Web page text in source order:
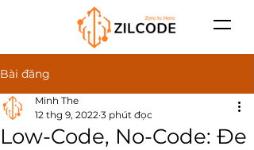
Bài đăng
Low-Code, No-Code: Đe
Minh The
12 thg 9, 2022 3 phút đọc